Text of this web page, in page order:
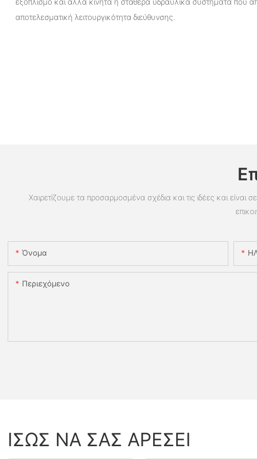
αποτελεσματική λειτουργικότητα διεύθυνσης.
Χαιρετίζουμε τα προσαρμοσμένα σχέδια και τις ιδέες και είναι
Όνομα
Περιεχόμενο
ΊΣΩΣ ΝΑ ΣΑΣ ΑΡΈΣΕΙ